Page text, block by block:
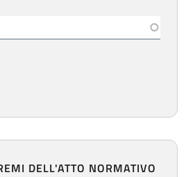
DELL'ATTO NORMATIVO